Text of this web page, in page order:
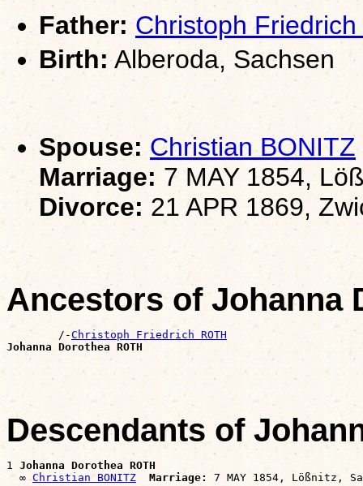
Father: Christoph
Birth:Alberoda, Sachsen
Spouse: Christian BONITZ
Marriage: 7 MAY 1854,
Divorce: 21 APR 1869,
Ancestors of Johanna
        /-
Christoph Friedrich ROTH
Johanna Dorothea ROTH
Descendants of
1 Johanna Dorothea ROTH
  ∞
Christian BONITZ Marriage: